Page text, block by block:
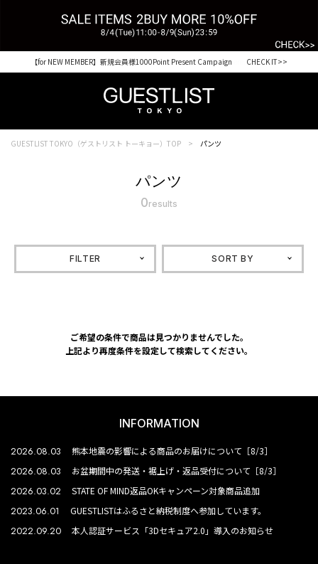
Shopping from outside Japan? Visit our Global Site here. >>
【for NEW MEMBER】新規会員様1000Point Present Campaign CHECK IT>>
GUESTLIST TOKYO（ゲストリスト トーキョー）TOP パンツ
パンツ
0results
FILTER SORT BY
ご希望の条件で商品は見つかりませんでした。
上記より再度条件を設定して検索してください。
INFORMATION
2026.08.03 熊本地震の影響による商品のお届けについて［8/3］
2026.08.03 お盆期間中の発送・裾上げ・返品受付について［8/3］
2026.03.02 STATE OF MIND返品OKキャンペーン対象商品追加
2023.06.01 GUESTLISTはふるさと納税制度へ参加しています。
2022.09.20 本人認証サービス「3Dセキュア2.0」導入のお知らせ